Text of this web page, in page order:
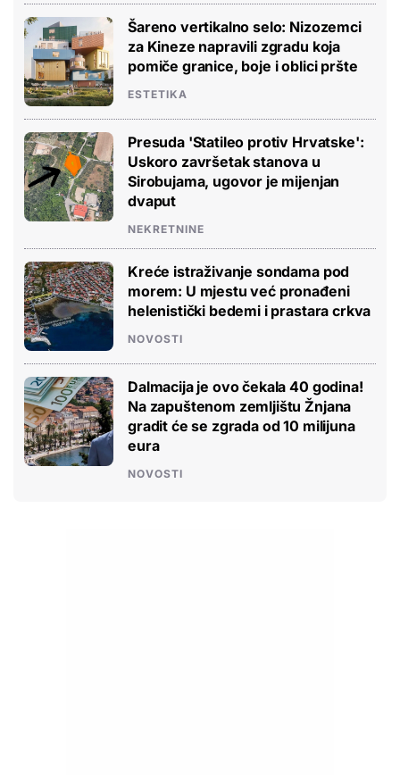
Šareno vertikalno selo: Nizozemci
za Kineze napravili zgradu koja
pomiče granice, boje i oblici pršte
ESTETIKA
Presuda 'Statileo protiv Hrvatske':
Uskoro završetak stanova u
Sirobujama, ugovor je mijenjan
dvaput
NEKRETNINE
Kreće istraživanje sondama pod
morem: U mjestu već pronađeni
helenistički bedemi i prastara crkva
NOVOSTI
Dalmacija je ovo čekala 40 godina!
Na zapuštenom zemljištu Žnjana
gradit će se zgrada od 10 milijuna
eura
NOVOSTI